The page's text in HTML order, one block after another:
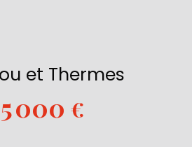
et Thermes
000 €